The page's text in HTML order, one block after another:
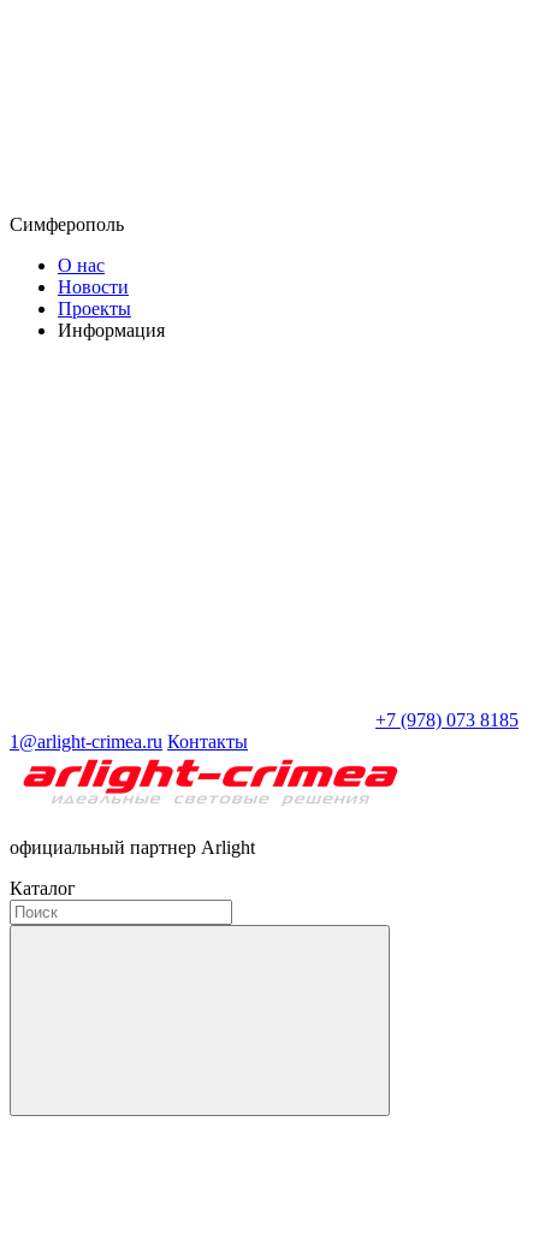
Симферополь
О нас
Новости
Проекты
Информация
+7 (978) 073 8185
1@arlight-crimea.ru Контакты
официальный партнер Arlight
Каталог